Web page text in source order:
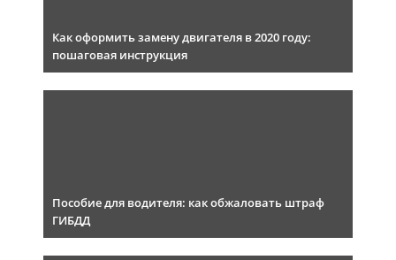
Как оформить замену двигателя в 2020 году:
пошаговая инструкция
Пособие для водителя: как обжаловать штраф
ГИБДД